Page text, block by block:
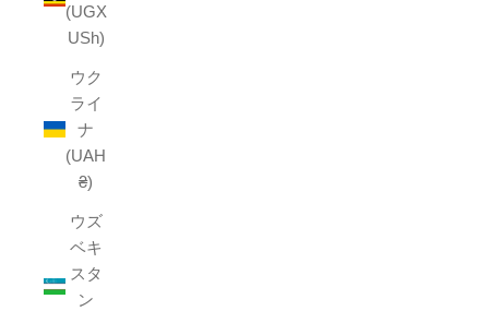
(UGX
USh)
ウク
ライ
ナ
(UAH
₴)
ウズ
ベキ
スタ
ン